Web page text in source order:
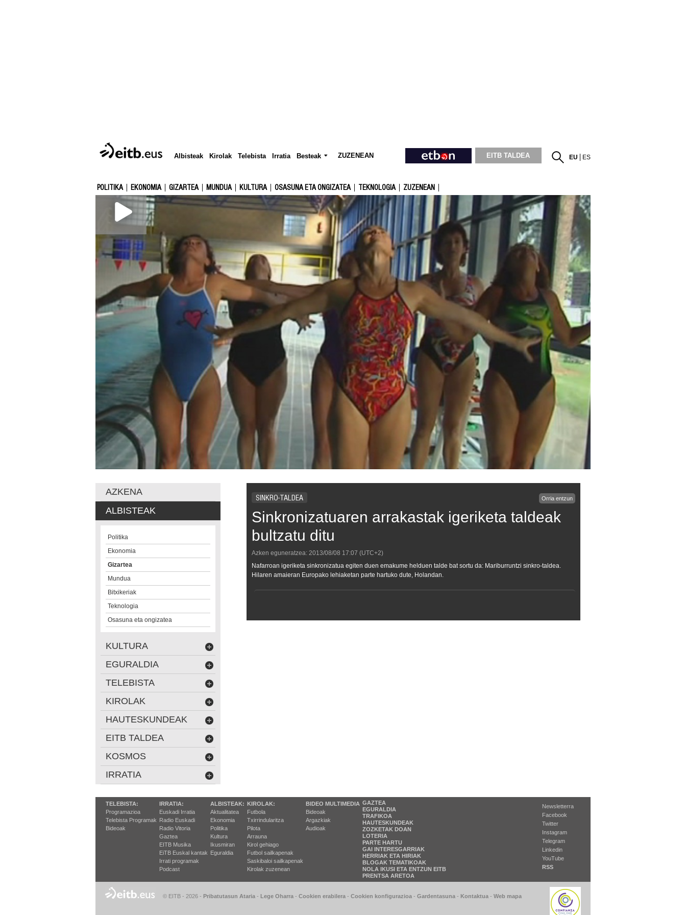
Albisteak Kirolak Telebista Irratia Besteak ZUZENEAN EITB TALDEA EU ES
POLITIKA EKONOMIA GIZARTEA MUNDUA KULTURA OSASUNA ETA ONGIZATEA TEKNOLOGIA ZUZENEAN
SINKRO-TALDEA Orria entzun
Sinkronizatuaren arrakastak igeriketa taldeak
bultzatu ditu
Azken eguneratzea: 2013/08/08 17:07 (UTC+2)
Nafarroan igeriketa sinkronizatua egiten duen emakume helduen talde bat sortu da: Mariburruntzi sinkro-taldea.
Hilaren amaieran Europako lehiaketan parte hartuko dute, Holandan.
AZKENA
ALBISTEAK
Politika
Ekonomia
Gizartea
Mundua
Bitxikeriak
Teknologia
Osasuna eta ongizatea
KULTURA
EGURALDIA
TELEBISTA
KIROLAK
HAUTESKUNDEAK
EITB TALDEA
KOSMOS
IRRATIA
TELEBISTA:
Programazioa
Telebista Programak
Bideoak
IRRATIA:
Euskadi Irratia
Radio Euskadi
Radio Vitoria
Gaztea
EITB Musika
EiTB Euskal kantak
Irrati programak
Podcast
ALBISTEAK:
Aktualitatea
Ekonomia
Politika
Kultura
Ikusmiran
Eguraldia
KIROLAK:
Futbola
Txirrindularitza
Pilota
Arrauna
Kirol gehiago
Futbol sailkapenak
Saskibaloi sailkapenak
Kirolak zuzenean
BIDEO MULTIMEDIA
Bideoak
Argazkiak
Audioak
GAZTEA
EGURALDIA
TRAFIKOA
HAUTESKUNDEAK
ZOZKETAK DOAN
LOTERIA
PARTE HARTU
GAI INTERESGARRIAK
HERRIAK ETA HIRIAK
BLOGAK TEMATIKOAK
NOLA IKUSI ETA ENTZUN EITB
PRENTSA ARETOA
Newsletterra
Facebook
Twitter
Instagram
Telegram
Linkedin
YouTube
RSS
© EITB - 2026 - Pribatutasun Ataria - Lege Oharra - Cookien erabilera - Cookien konfigurazioa - Gardentasuna - Kontaktua - Web mapa